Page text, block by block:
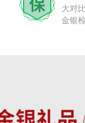
大对
金银